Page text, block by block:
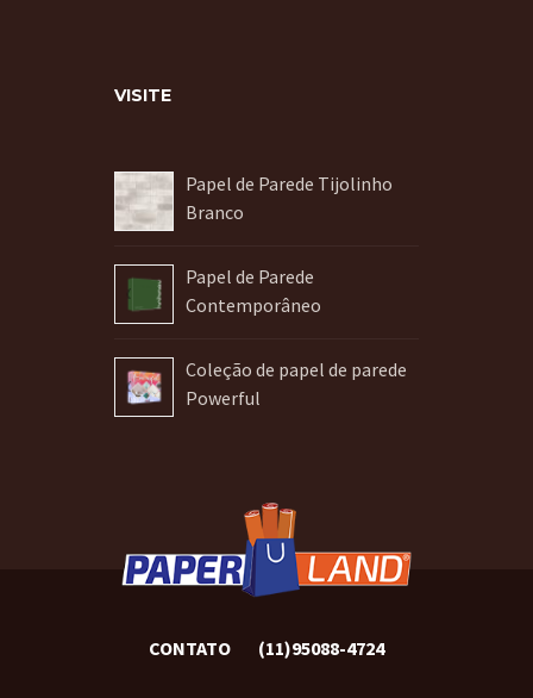
VISITE
Papel de Parede Tijolinho
Branco
Papel de Parede
Contemporâneo
Coleção de papel de parede
Powerful
CONTATO (11)95088-4724